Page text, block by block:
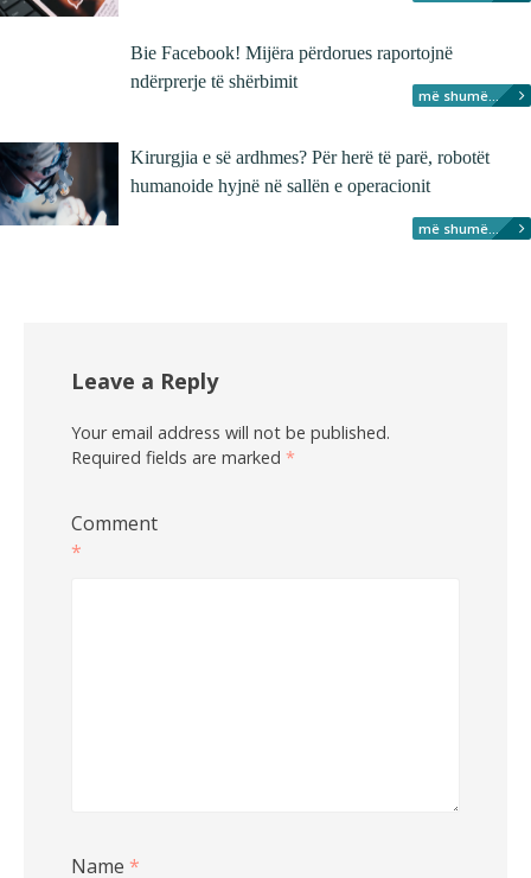
Bie Facebook! Mijëra përdorues raportojnë
ndërprerje të shërbimit
më shumë...
Kirurgjia e së ardhmes? Për herë të parë, robotët
humanoide hyjnë në sallën e operacionit
më shumë...
Leave a Reply
Your email address will not be published.
Required fields are marked *
Comment
*
Name *